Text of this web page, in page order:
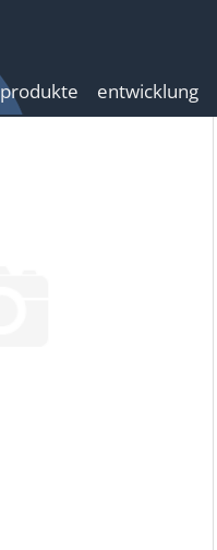
produkte entwicklung